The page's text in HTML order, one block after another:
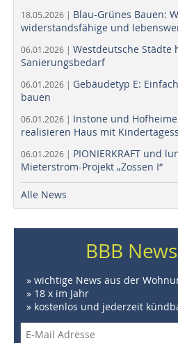
18.05.2026 | Blau-Grünes Bauen:
widerstandsfähige und
06.01.2026 | Westdeutsche Städte
Sanierungsbedarf
06.01.2026 | Gebäudetyp E:
bauen
06.01.2026 | Instone und
realisieren Haus mit
06.01.2026 | PIONIERKRAFT und
Mieterstrom-Projekt „Zossen I“
Alle News
BBB
» wichtige News aus der
» 18 x im Jahr
» kostenlos und jederzeit